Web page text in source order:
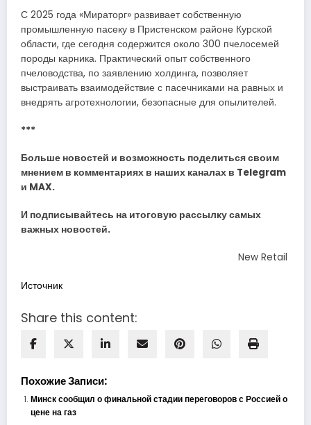
С 2025 года «Мираторг» развивает собственную
промышленную пасеку в Пристенском районе Курской
области, где сегодня содержится около 300 пчелосемей
породы карника. Практический опыт собственного
пчеловодства, по заявлению холдинга, позволяет
выстраивать взаимодействие с пасечниками на равных и
внедрять агротехнологии, безопасные для опылителей.
***
Больше новостей и возможность поделиться своим
мнением в комментариях в наших каналах в Telegram
и MAX.
И подписывайтесь на итоговую рассылку самых
важных новостей.
New Retail
Источник
Share this content:
Похожие Записи:
Минск сообщил о финальной стадии переговоров с Россией о
цене на газ